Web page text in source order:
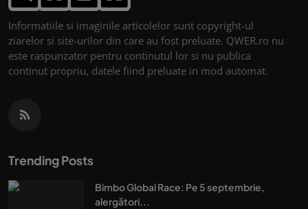
Informatiile si imaginile articolelor sunt copyright-ul
ziarelor si site-urilor din care au fost preluate. QWER.ro nu
este raspunzator pentru continutul lor si nu publica
continut propriu, datele fiind preluate in mod automat.
Trending Posts
Bimbo Global Race: Pe 5 septembrie,
alergători...